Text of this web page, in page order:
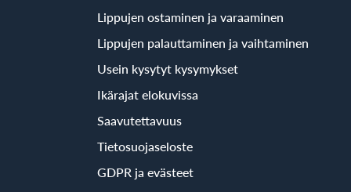
Lippujen ostaminen ja varaaminen
Lippujen palauttaminen ja vaihtaminen
Usein kysytyt kysymykset
Ikärajat elokuvissa
Saavutettavuus
Tietosuojaseloste
GDPR ja evästeet